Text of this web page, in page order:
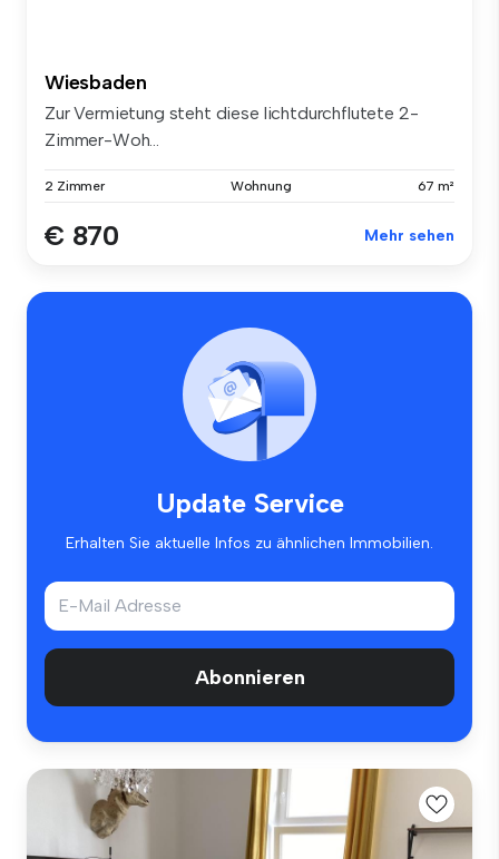
Wiesbaden
Zur Vermietung steht diese lichtdurchflutete 2-
Zimmer-Woh...
2 Zimmer Wohnung 67 m²
€ 870 Mehr sehen
Update Service
Erhalten Sie aktuelle Infos zu ähnlichen Immobilien.
Abonnieren